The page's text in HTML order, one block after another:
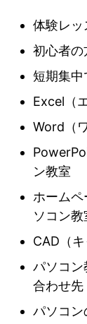
体験レッ
初心者の
短期集中
Excel（
Word（
ン教室
ホーム
ソコン教
CAD（
パソコン
合わせ先
パソコン